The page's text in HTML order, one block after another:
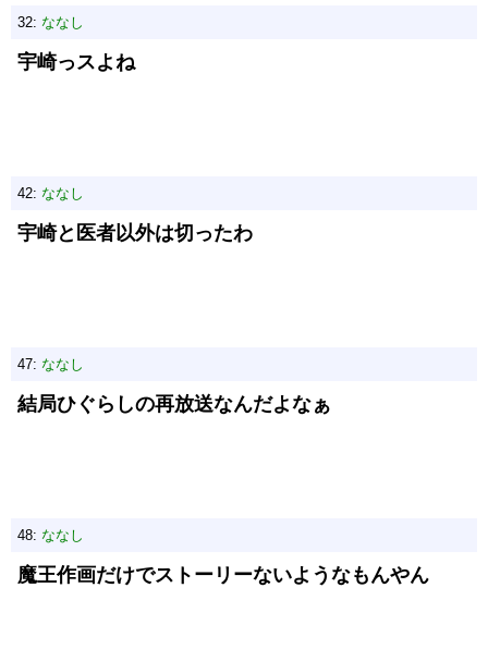
32: ななし
宇崎っスよね
42: ななし
宇崎と医者以外は切ったわ
47: ななし
結局ひぐらしの再放送なんだよなぁ
48: ななし
魔王作画だけでストーリーないようなもんやん